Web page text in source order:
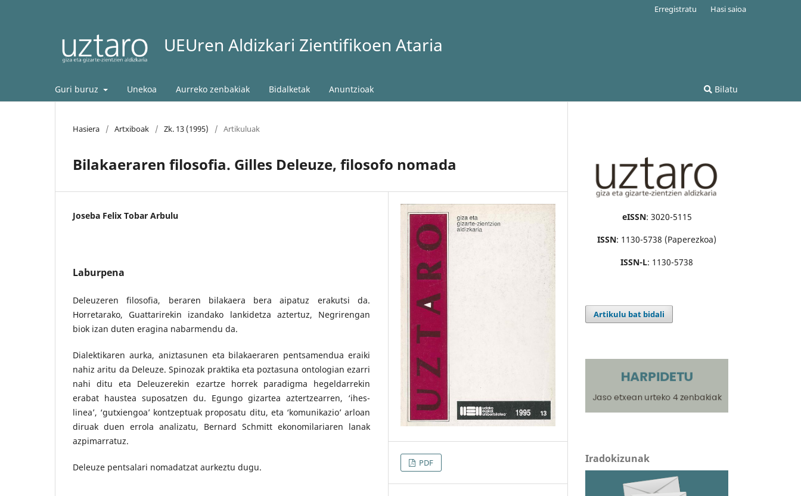
UEUren Aldizkari Zientifikoen Ataria
Guri buruz Unekoa Aurreko zenbakiak Bidalketak Anuntzioak Bilatu
Erregistratu Hasi saioa
Hasiera / Artxiboak / Zk. 13 (1995) / Artikuluak
Bilakaeraren filosofia. Gilles Deleuze, filosofo nomada
Joseba Felix Tobar Arbulu
Laburpena
Deleuzeren filosofia, beraren bilakaera bera aipatuz erakutsi da.
Horretarako, Guattarirekin izandako lankidetza aztertuz, Negrirengan
biok izan duten eragina nabarmendu da.
Dialektikaren aurka, aniztasunen eta bilakaeraren pentsamendua eraiki
nahiz aritu da Deleuze. Spinozak praktika eta poztasuna ontologian ezarri
nahi ditu eta Deleuzerekin ezartze horrek paradigma hegeldarrekin
erabat haustea suposatzen du. Egungo gizartea aztertzearren, ‘ihes-
linea’, ‘gutxiengoa’ kontzeptuak proposatu ditu, eta ‘komunikazio’ arloan
diruak duen errola analizatu, Bernard Schmitt ekonomilariaren lanak
azpimarratuz.
Deleuze pentsalari nomadatzat aurkeztu dugu. PDF
eISSN: 3020-5115
ISSN: 1130-5738 (Paperezkoa)
ISSN-L: 1130-5738
Artikulu bat bidali
Iradokizunak